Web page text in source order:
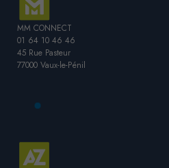
MM CONNECT
01 64 10 46 46
45 Rue Pasteur
77000 Vaux-le-Pénil